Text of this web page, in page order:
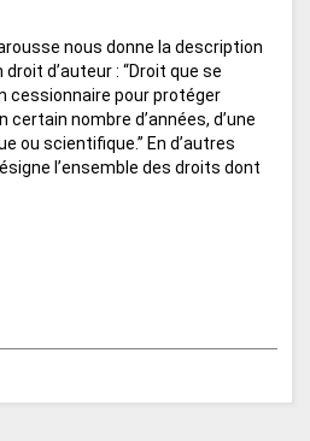
nous donne la description
d’auteur : “Droit que se
cessionnaire pour protéger
certain nombre d’années, d’une
ou scientifique.” En d’autres
l’ensemble des droits dont